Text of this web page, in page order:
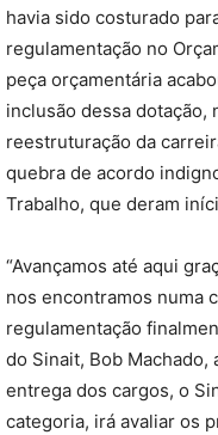
havia sido costurado
regulamentação no
peça orçamentária
inclusão dessa dotação,
reestruturação da
quebra de acordo
Trabalho, que deram
“Avançamos até aqui
nos encontramos numa
regulamentação
do Sinait, Bob
entrega dos cargos, o
categoria, irá avaliar os